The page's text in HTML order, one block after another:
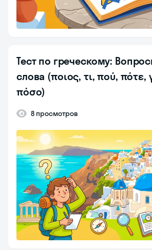
Тест по греческому:
слова (ποιος, τι, πού, πότε,
πόσο)
8 просмотров